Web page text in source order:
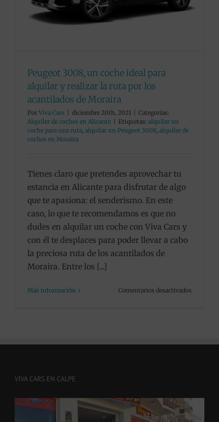
Peugeot 3008, un coche ideal para
alquilar y realizar la ruta por los
acantilados de Moraira
Por Viva Cars diciembre 20th, 2021
Categorías:
Alquiler de coches en Alicante
Etiquetas: alquilar un
coche para una ruta, alquilar un Peugeot 3008, alquiler de
coches en Moraira
Tienes claro que pretendes aprovechar tu
estancia en Alicante para disfrutar de algo
que te apasiona: el senderismo. En este
caso, lo que te recomendamos es que no
dudes en alquilar un coche con Viva Cars y
con él te desplaces para poder llevar a cabo
la preciosa ruta de los acantilados de
Moraira. Entre los [...]
Más información Comentarios desactivados
ruta
por
los
VIVA CARS EN CALPE